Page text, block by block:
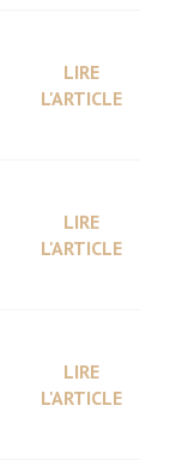
LIRE
L'ARTICLE
LIRE
L'ARTICLE
LIRE
L'ARTICLE